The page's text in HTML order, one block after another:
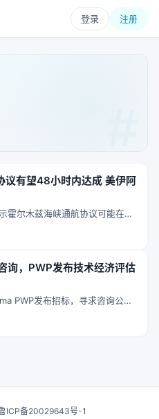
登录 注册
议有望48小时内达成 美伊阿
霍尔木兹海峡通航协议可能在数
备一项60天临时协议，允许商
一石油供应的关键通道。据Axios
。
询，PWP发布技术经济评估
PWP发布招标，寻求咨询公司
项目进行技术经济可行性评
此前已举行三轮绿氢拍卖，首轮
ICP备20029643号-1